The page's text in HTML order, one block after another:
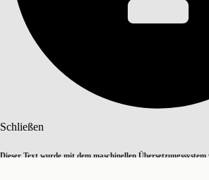
Schließen
Dieser Text wurde mit dem maschinellen